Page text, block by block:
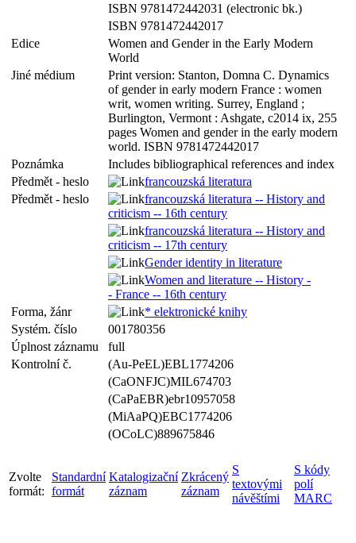
ISBN 9781472442031 (electronic bk.)
ISBN 9781472442017
Edice
Women and Gender in the Early Modern
World
Jiné médium
Print version: Stanton, Domna C. Dynamics
of gender in early modern France : women
writ, women writing. Surrey, England ;
Burlington, Vermont : Ashgate, c2014 ix, 255
pages Women and gender in the early modern
world. ISBN 9781472442017
Poznámka
Includes bibliographical references and index
Předmět - heslo
francouzská literatura
Předmět - heslo
francouzská literatura -- History and
criticism -- 16th century
francouzská literatura -- History and
criticism -- 17th century
Gender identity in literature
Women and literature -- History -
- France -- 16th century
Forma, žánr
* elektronické knihy
Systém. číslo
001780356
Úplnost záznamu
full
Kontrolní č.
(Au-PeEL)EBL1774206
(CaONFJC)MIL674703
(CaPaEBR)ebr10957058
(MiAaPQ)EBC1774206
(OCoLC)889675846
Zvolte
formát:
Standardní
formát
Katalogizační
záznam
Zkrácený
záznam
S
textovými
návěštími
S kódy
polí
MARC